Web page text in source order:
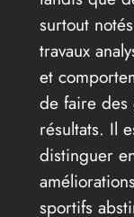
surtout
travaux
et
de faire des
résultats. Il
distinguer
sportifs